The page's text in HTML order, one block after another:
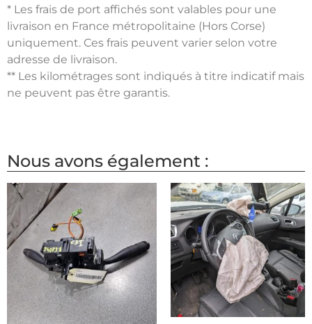
* Les frais de port affichés sont valables pour une
livraison en France métropolitaine (Hors Corse)
uniquement. Ces frais peuvent varier selon votre
adresse de livraison.
** Les kilométrages sont indiqués à titre indicatif mais
ne peuvent pas être garantis.
Nous avons également :